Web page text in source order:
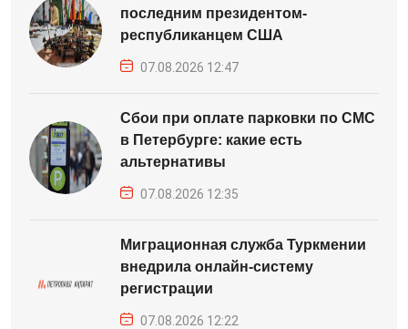
последним президентом-
республиканцем США
07.08.2026 12:47
Сбои при оплате парковки по СМС
в Петербурге: какие есть
альтернативы
07.08.2026 12:35
Миграционная служба Туркмении
внедрила онлайн-систему
регистрации
07.08.2026 12:22